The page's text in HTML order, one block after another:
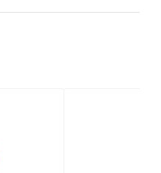
Mighty Atom är
Inverterelverk!
design och hög kvalité i